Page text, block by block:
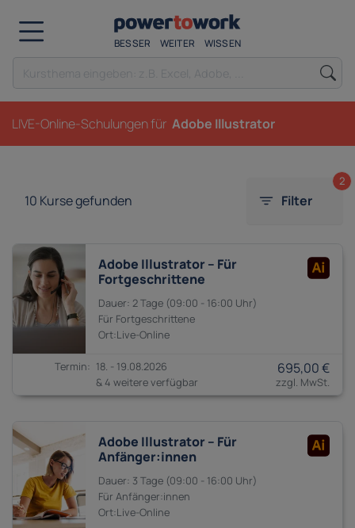
BESSER WEITER WISSEN
LIVE-Online-Schulungen für Adobe Illustrator
10 Kurse gefunden Filter
2
Adobe Illustrator – Für
Fortgeschrittene
2 Tage 09:00 - 16:00
Fortgeschrittene
18. - 19.08.2026
& 4 weitere verfügbar
695,00 €
Adobe Illustrator – Für
Anfänger:innen
3 Tage 09:00 - 16:00
Anfänger:innen